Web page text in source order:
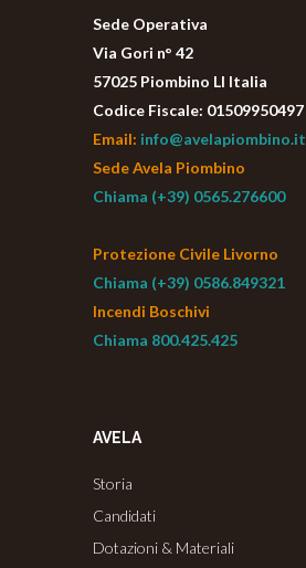
Sede Operativa
Via Gori n° 42
57025 Piombino LI Italia
Codice Fiscale: 01509950497
Email: info@avelapiombino.it
Sede Avela Piombino
Chiama (+39) 0565.276600
Protezione Civile Livorno
Chiama (+39) 0586.849321
Incendi Boschivi
Chiama 800.425.425
AVELA
Storia
Candidati
Dotazioni & Materiali